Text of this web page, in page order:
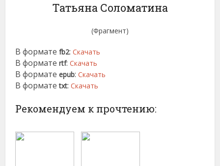
Татьяна Соломатина
(Фрагмент)
В форматеfb2:Скачать
В форматеrtf:Скачать
В форматеepub:Скачать
В форматеtxt:Скачать
Рекомендуем к прочтению: